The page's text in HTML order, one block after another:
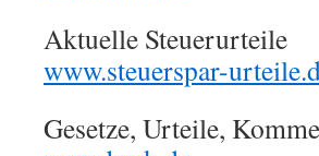
Aktuelle Steuerurteile
www.steuerspar-
Gesetze, Urteile,